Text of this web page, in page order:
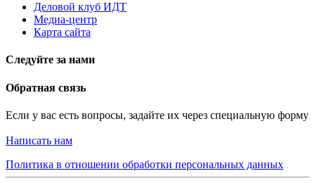
Деловой клуб ИДТ
Медиа-центр
Карта сайта
Следуйте за нами
Обратная связь
Если у вас есть вопросы, задайте их через специальную форму
Написать нам
Политика в отношении обработки персональных данных